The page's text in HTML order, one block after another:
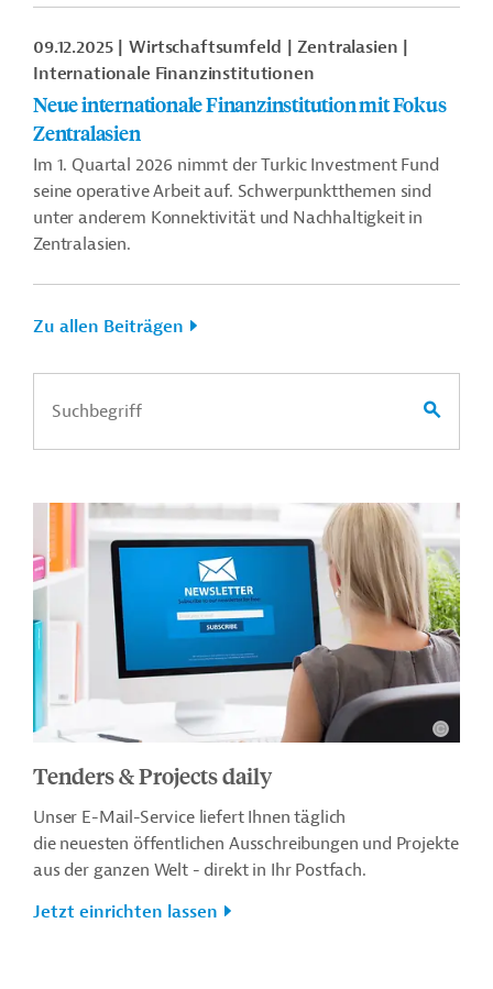
09.12.2025 Wirtschaftsumfeld
Zentralasien
Internationale Finanzinstitutionen
Neue internationale Finanzinstitution mit Fokus
Zentralasien
Im 1. Quartal 2026 nimmt der Turkic Investment Fund
seine operative Arbeit auf. Schwerpunktthemen sind
unter anderem Konnektivität und Nachhaltigkeit in
Zentralasien.
Zu allen Beiträgen
Tenders & Projects daily
Unser E-Mail-Service liefert Ihnen täglich
die neuesten öffentlichen Ausschreibungen und Projekte
aus der ganzen Welt - direkt in Ihr Postfach.
Jetzt einrichten lassen